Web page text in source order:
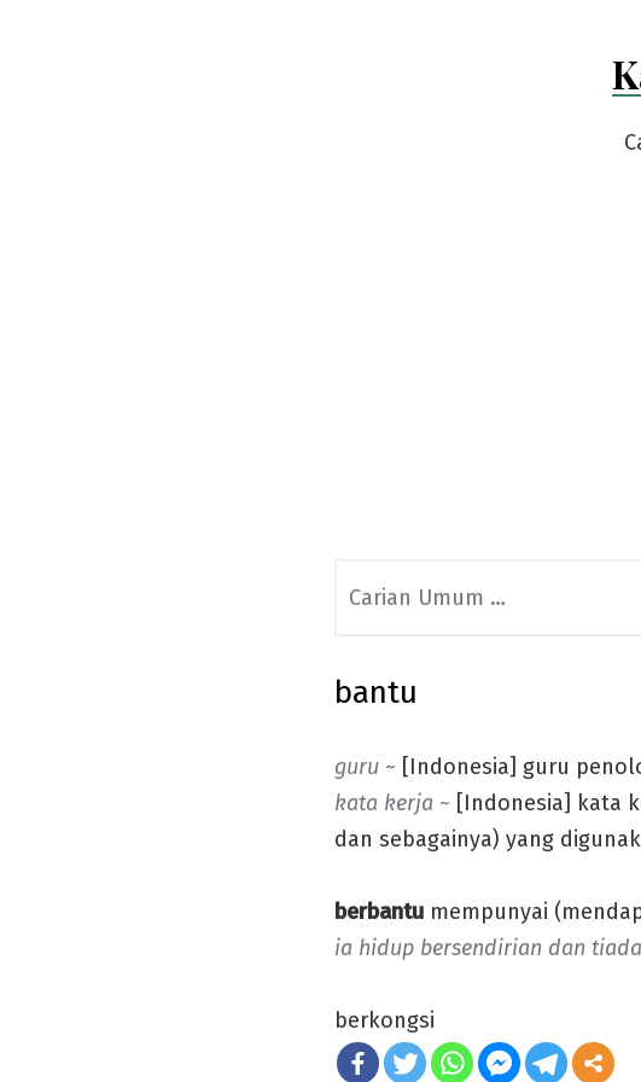
for:
bantu
guru ~ [Indonesia] guru
kata kerja ~ [Indonesia] kata
dan sebagainya) yang
berbantu mempunyai
ia hidup bersendirian dan
berkongsi